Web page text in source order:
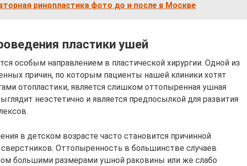
ринопластика фото до и после в Москве
пластики ушей
особым направлением в пластической хирургии. Одной из
причин, по которым пациенты нашей клиники хотят
отопластики, является слишком оттопыренная ушная
неэстетично и является предпосылкой для развития
в детском возрасте часто становится причинной
Оттопыренность в большинстве случаев
большими размерами ушной раковины или же слабо